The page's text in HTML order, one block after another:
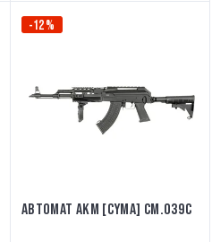
-12%
АВТОМАТ АКМ [CYMA] CM.039C